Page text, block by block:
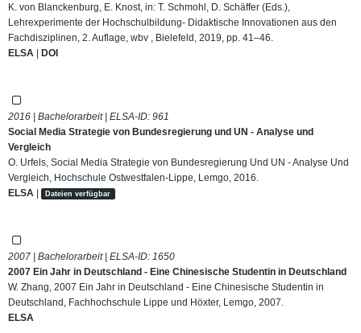
K. von Blanckenburg, E. Knost, in: T. Schmohl, D. Schäffer (Eds.),
Lehrexperimente der Hochschulbildung- Didaktische Innovationen aus den
Fachdisziplinen, 2. Auflage, wbv , Bielefeld, 2019, pp. 41–46.
ELSA | DOI
2016 | Bachelorarbeit | ELSA-ID: 961
Social Media Strategie von Bundesregierung und UN - Analyse und
Vergleich
O. Urfels, Social Media Strategie von Bundesregierung Und UN - Analyse Und
Vergleich, Hochschule Ostwestfalen-Lippe, Lemgo, 2016.
ELSA | Dateien verfügbar
2007 | Bachelorarbeit | ELSA-ID: 1650
2007 Ein Jahr in Deutschland - Eine Chinesische Studentin in Deutschland
W. Zhang, 2007 Ein Jahr in Deutschland - Eine Chinesische Studentin in
Deutschland, Fachhochschule Lippe und Höxter, Lemgo, 2007.
ELSA